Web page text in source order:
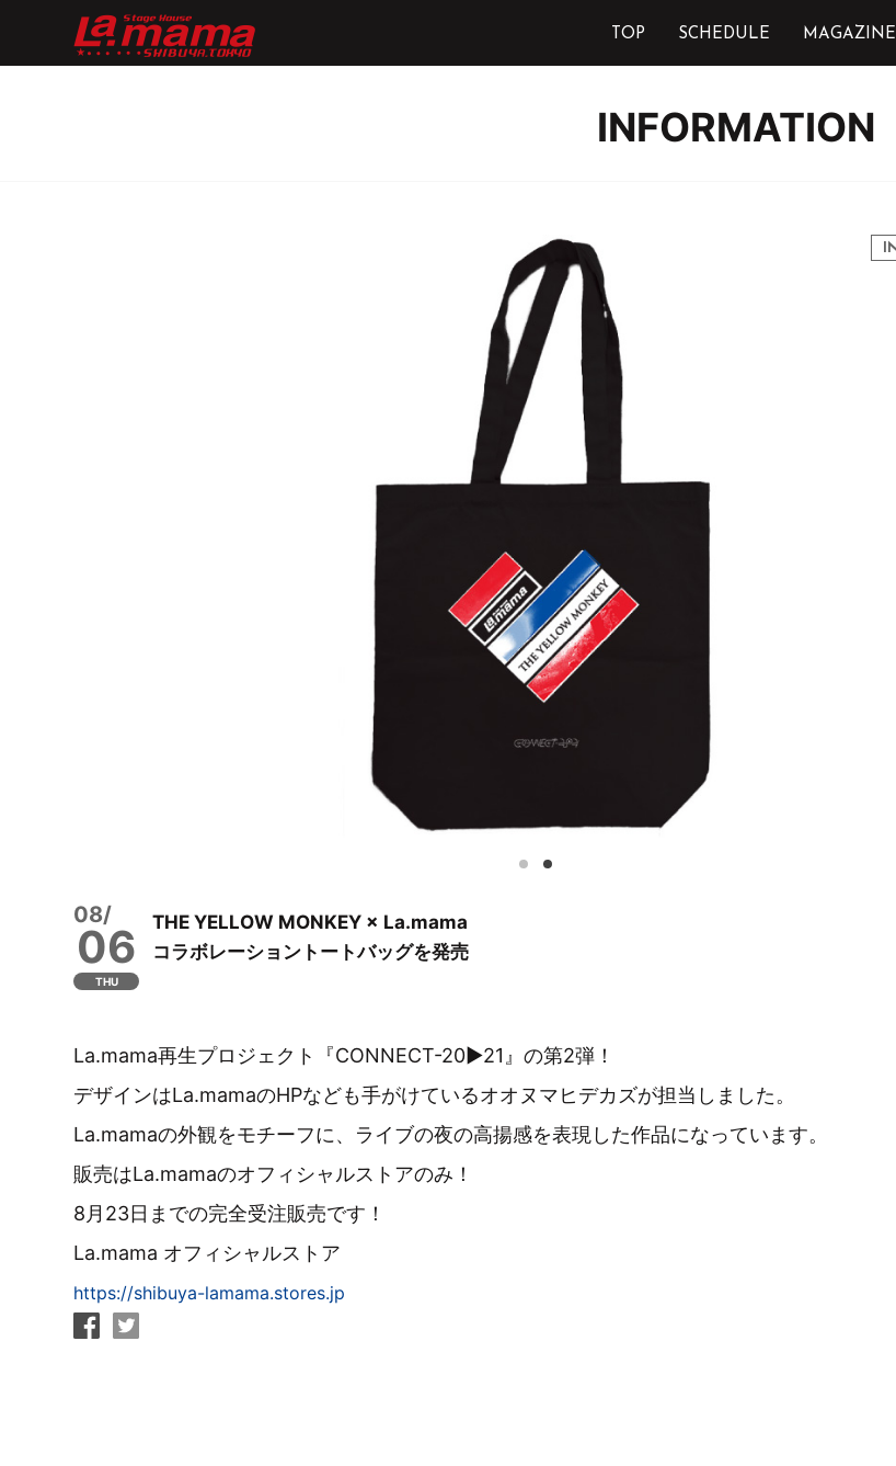
TOP SCHEDULE MAGAZINE
INFORMATION
08/
06
THU
THE YELLOW MONKEY × La.mama
コラボレーショントートバッグを発売
La.mama再生プロジェクト『CONNECT-20▶︎21』の第2弾！
デザインはLa.mamaのHPなども手がけているオオヌマヒデカズが担当しました。
La.mamaの外観をモチーフに、ライブの夜の高揚感を表現した作品になっています。
販売はLa.mamaのオフィシャルストアのみ！
8月23日までの完全受注販売です！
La.mama オフィシャルストア
https://shibuya-lamama.stores.jp